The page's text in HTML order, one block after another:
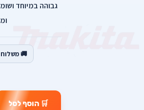
גבוהה במיוחד
🚚
🛒 הוסף לסל